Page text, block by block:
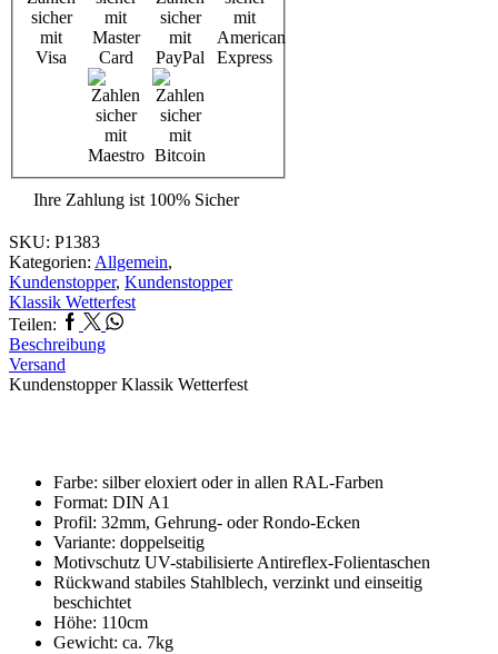
Ihre Zahlung ist 100% Sicher
SKU: P1383
Kategorien: Allgemein,
Kundenstopper, Kundenstopper
Klassik Wetterfest
Teilen: Facebook
TwitterWhatsapp
Beschreibung
Versand
Kundenstopper Klassik Wetterfest
Farbe: silber eloxiert oder in allen RAL-Farben
Format: DIN A1
Profil: 32mm, Gehrung- oder Rondo-Ecken
Variante: doppelseitig
Motivschutz UV-stabilisierte Antireflex-Folientaschen
Rückwand stabiles Stahlblech, verzinkt und einseitig
beschichtet
Höhe: 110cm
Gewicht: ca. 7kg